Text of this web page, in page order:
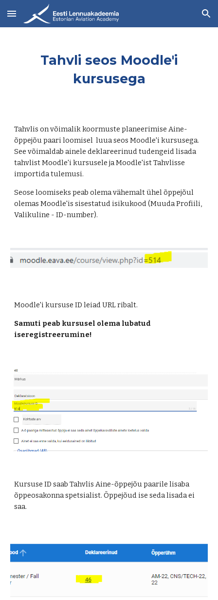
Skip to main content Skip to navigation
Tahvli seos Moodle'i
kursusega
Tahvlis on võimalik koormuste planeerimise Aine-
õppejõu paari loomisel luua seos Moodle'i kursusega.
See võimaldab ainele deklareerinud tudengeid lisada
tahvlist Moodle'i kursusele ja Moodle'ist Tahvlisse
importida tulemusi.
Seose loomiseks peab olema vähemalt ühel õppejõul
olemas Moodle'is sisestatud isikukood (Muuda Profiili,
Valikuline - ID-number).
Moodle'i kursuse ID leiad URL ribalt.
Samuti peab kursusel olema lubatud
iseregistreerumine!
Kursuse ID saab Tahvlis Aine-õppejõu paarile lisaba
õppeosakonna spetsialist. Õppejõud ise seda lisada ei
saa.